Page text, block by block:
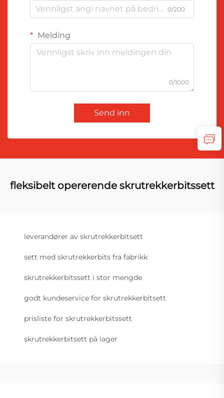
0/200
Melding
0/1000
Send inn
fleksibelt opererende skrutrekkerbitssett
leverandører av skrutrekkerbitsett
sett med skrutrekkerbits fra fabrikk
skrutrekkerbitssett i stor mengde
godt kundeservice for skrutrekkerbitsett
prisliste for skrutrekkerbitssett
skrutrekkerbitsett på lager